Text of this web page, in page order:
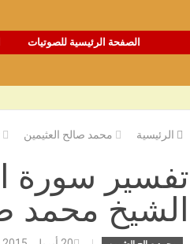
الصفحة الرئيسية للصوتيات
الرئيسية محمد صالح العثيمين
الشيخ محمد